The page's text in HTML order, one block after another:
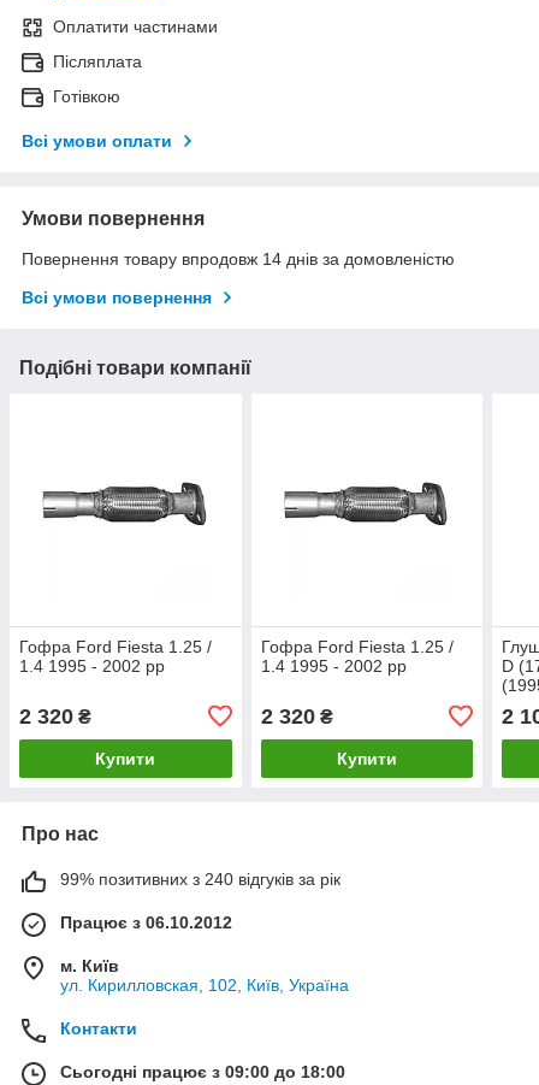
Оплатити частинами
Післяплата
Готівкою
Всі умови оплати
Умови повернення
Повернення товару впродовж 14 днів за домовленістю
Всі умови повернення
Подібні товари компанії
Гофра Ford Fiesta 1.25 /
1.4 1995 - 2002 рр
2 320 ₴
Купити
Гофра Ford Fiesta 1.25 /
1.4 1995 - 2002 рр
2 320₴
Купити
D
2
Про нас
99% позитивних з 240 відгуків за рік
Працює з 06.10.2012
м. Київ
ул. Кирилловская, 102, Київ, Україна
Контакти
Сьогодні працює з 09:00 до 18:00